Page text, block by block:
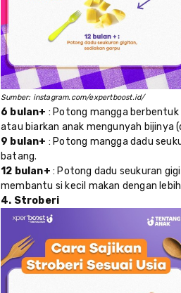
Sumber: instagram.com/expertboost.id/
6 bulan+ : Potong mangga
atau biarkan anak mengunyah bijinya
9 bulan+ : Potong mangga dadu
batang.
12 bulan+ : Potong dadu seukuran
membantu si kecil makan dengan
4. Stroberi